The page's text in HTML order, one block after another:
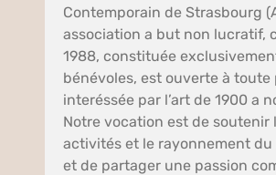
Contemporain de Strasbourg
association a but non lucratif,
1988, constituée
bénévoles, est ouverte à toute
interéssée par l’art de 1900 a
Notre vocation est de soutenir
activités et le rayonnement du
et de partager une passion